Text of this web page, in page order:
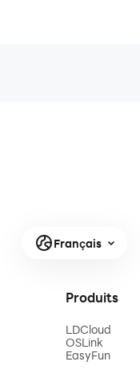
Français
Produits
LDCloud
OSLink
EasyFun